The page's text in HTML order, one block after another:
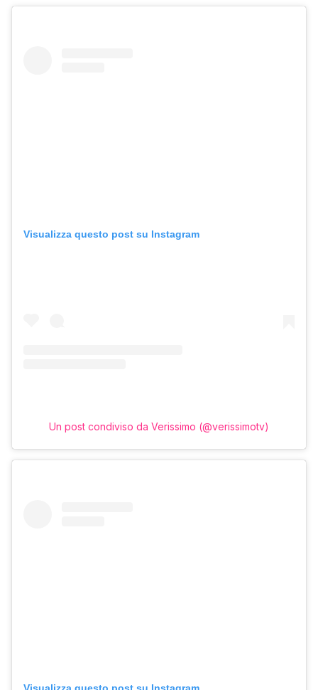
Visualizza questo post su Instagram
Un post condiviso da Verissimo (@verissimotv)